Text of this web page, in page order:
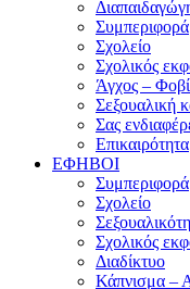
Συμπεριφορά
Σχολείο
Σχολικός
Άγχος –
Σεξουαλική
Σας
Επικαιρότητα
ΕΦΗΒΟΙ
Συμπεριφορά
Σχολείο
Σχολικός
Διαδίκτυο
Κάπνισμα –